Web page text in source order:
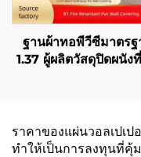
ฐานผ้าทอพีวีซีมาตรฐ
1.37 ผู้ผลิตวัสดุปิดผนัง
ราคาของแผ่นวอลเปเ
ทำให้เป็นการลงทุนที่คุ้